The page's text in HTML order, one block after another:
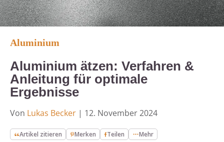
Aluminium
Aluminium ätzen: Verfahren &
Anleitung für optimale
Ergebnisse
Von Lukas Becker | 12. November 2024
Artikel zitieren Merken Teilen Mehr